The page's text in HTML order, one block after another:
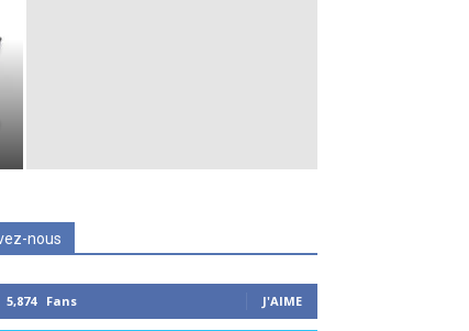
nous
5,874 Fans J'AIME